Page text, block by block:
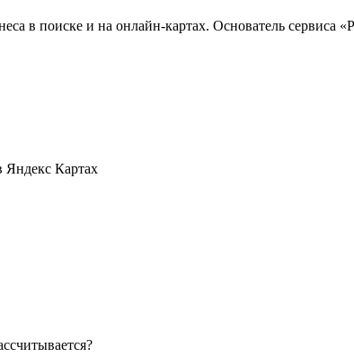
в поиске и на онлайн-картах. Основатель сервиса
Яндекс Картах